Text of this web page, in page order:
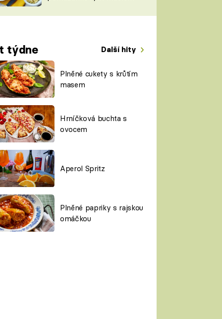
týdne Další hity
Plněné cukety s krůtím
masem
Hrníčková buchta s
ovocem
Aperol Spritz
Plněné papriky s rajskou
omáčkou